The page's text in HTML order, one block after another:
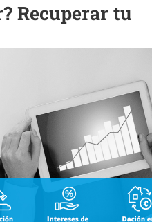
Recuperar tu